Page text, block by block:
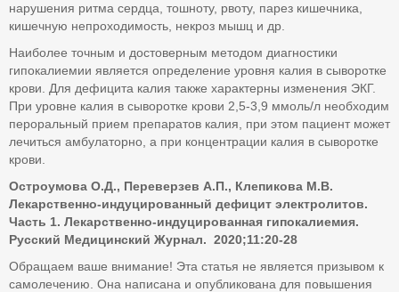
нарушения ритма сердца, тошноту, рвоту, парез кишечника,
кишечную непроходимость, некроз мышц и др.
Наиболее точным и достоверным методом диагностики
гипокалиемии является определение уровня калия в сыворотке
крови. Для дефицита калия также характерны изменения ЭКГ.
При уровне калия в сыворотке крови 2,5-3,9 ммоль/л необходим
пероральный прием препаратов калия, при этом пациент может
лечиться амбулаторно, а при концентрации калия в сыворотке
крови.
Остроумова О.Д., Переверзев А.П., Клепикова М.В.
Лекарственно-индуцированный дефицит электролитов.
Часть 1. Лекарственно-индуцированная гипокалиемия.
Русский Медицинский Журнал. 2020;11:20-28
Обращаем ваше внимание! Эта статья не является призывом к
самолечению. Она написана и опубликована для повышения